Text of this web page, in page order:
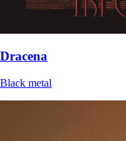
Dracena
Black metal